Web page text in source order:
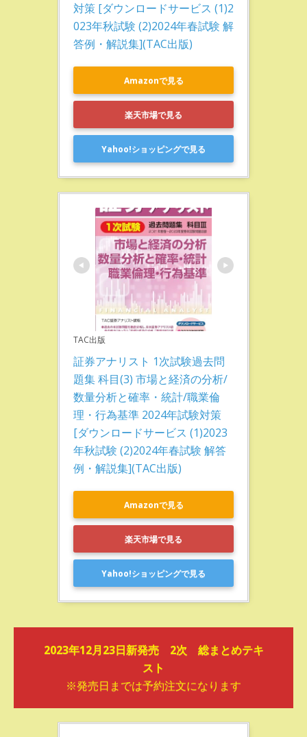
対策 [ダウンロードサービス (1)2
023年秋試験 (2)2024年春試験 解
答例・解説集](TAC出版)
Amazonで見る
楽天市場で見る
Yahoo!ショッピングで見る
TAC出版
証券アナリスト 1次試験過去問
題集 科目(3) 市場と経済の分析/
数量分析と確率・統計/職業倫
理・行為基準 2024年試験対策
[ダウンロードサービス (1)2023
年秋試験 (2)2024年春試験 解答
例・解説集](TAC出版)
Amazonで見る
楽天市場で見る
Yahoo!ショッピングで見る
2023年12月23日新発売 2次 総まとめテキ
スト
※発売日までは予約注文になります